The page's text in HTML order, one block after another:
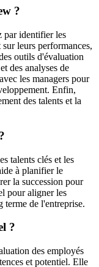
?
par identifier les
leurs performances,
outils d'évaluation
des analyses de
les managers pour
Enfin,
des talents et la
talents clés et les
à planifier le
la succession pour
pour aligner les
terme de l'entreprise.
?
des employés
et potentiel. Elle